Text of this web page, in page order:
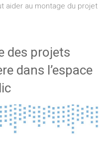
aider au montage du projet
des projets
dans l’espace